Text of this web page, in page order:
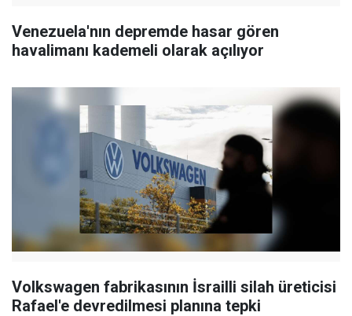
Venezuela'nın depremde hasar gören
havalimanı kademeli olarak açılıyor
Volkswagen fabrikasının İsrailli silah üreticisi
Rafael'e devredilmesi planına tepki